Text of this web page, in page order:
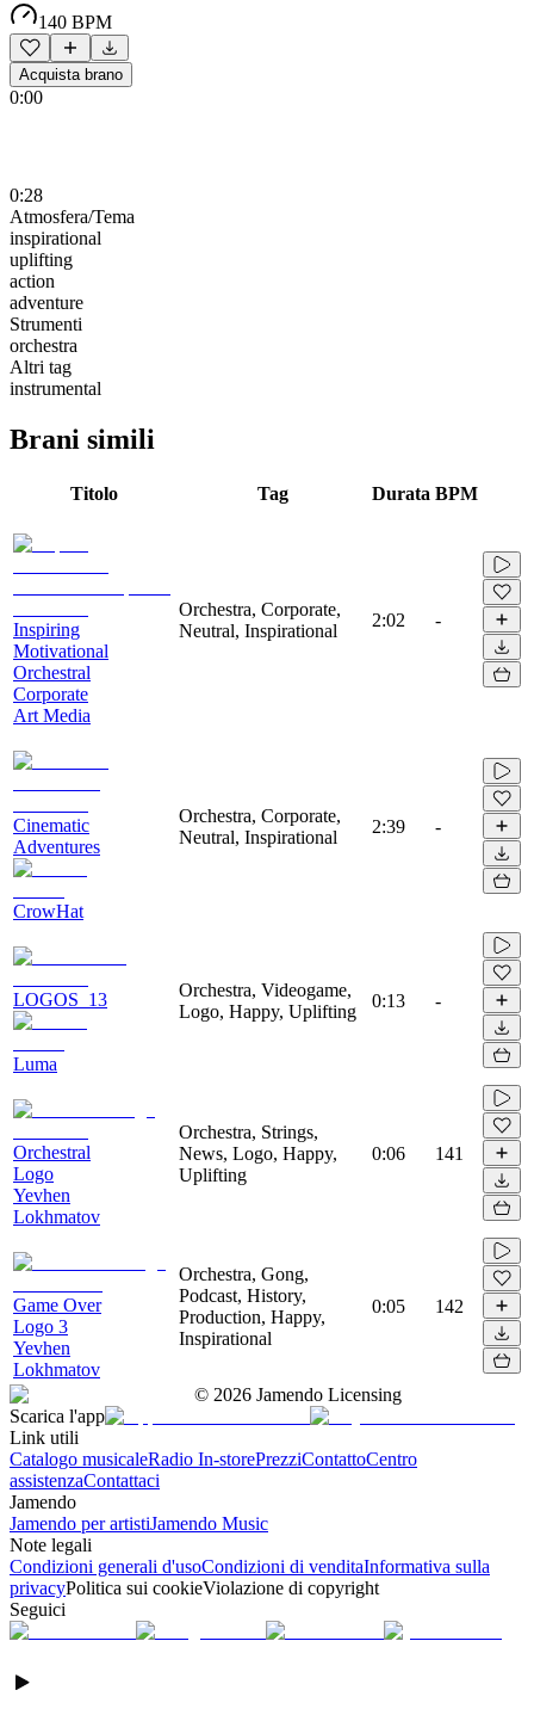
140 BPM
Acquista brano
0:00
0:28
Atmosfera/Tema
inspirational
uplifting
action
adventure
Strumenti
orchestra
Altri tag
instrumental
Brani simili
Titolo Tag Durata BPM
Inspiring
Motivational
Orchestral
Corporate
Art Media
Orchestra, Corporate,
Neutral, Inspirational
2:02 -
Cinematic
Adventures
CrowHat
Orchestra, Corporate,
Neutral, Inspirational
2:39 -
LOGOS_13
Luma
Orchestra, Videogame,
Logo, Happy, Uplifting
0:13 -
Orchestral
Logo
Yevhen
Lokhmatov
Orchestra, Strings,
News, Logo, Happy,
Uplifting
0:06 141
Game Over
Logo 3
Yevhen
Lokhmatov
Orchestra, Gong,
Podcast, History,
Production, Happy,
Inspirational
0:05 142
© 2026 Jamendo Licensing
Scarica l'app
Link utili
Catalogo musicaleRadio In-storePrezziContattoCentro
assistenzaContattaci
Jamendo
Jamendo per artistiJamendo Music
Note legali
Condizioni generali d'usoCondizioni di venditaInformativa sulla
privacyPolitica sui cookieViolazione di copyright
Seguici